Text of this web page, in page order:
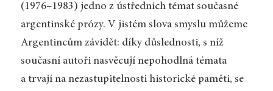
(1976–1983) jedno z ústředních témat současné
argentinské prózy. V jistém slova smyslu můžeme
Argentincům závidět: díky důslednosti, s níž
současní autoři nasvěcují nepohodlná témata
a trvají na nezastupitelnosti historické paměti, se